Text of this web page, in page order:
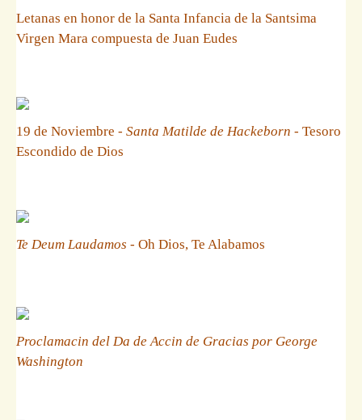
Letanas en honor de la Santa Infancia de la Santsima
Virgen Mara compuesta de Juan Eudes
19 de Noviembre - Santa Matilde de Hackeborn - Tesoro
Escondido de Dios
Te Deum Laudamos - Oh Dios, Te Alabamos
Proclamacin del Da de Accin de Gracias por George
Washington